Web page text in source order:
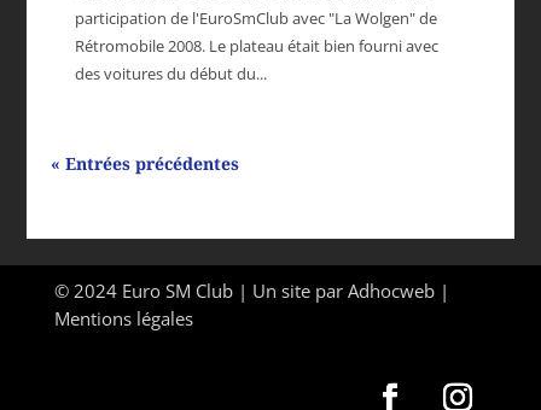
participation de l'EuroSmClub avec "La Wolgen" de
Rétromobile 2008. Le plateau était bien fourni avec
des voitures du début du...
« Entrées précédentes
© 2024 Euro SM Club | Un site par Adhocweb|
Mentions légales